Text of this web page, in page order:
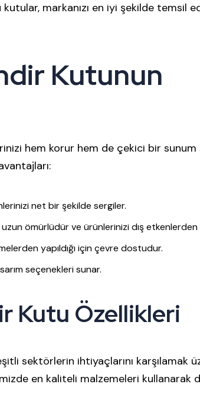
markanızı en iyi şekilde temsil
Kutunun
hem korur hem de çekici bir
net bir şekilde sergiler.
ömürlüdür ve ürünlerinizi dış etkenlerden
yapıldığı için çevre dostudur.
seçenekleri sunar.
Kutu Özellikleri
sektörlerin ihtiyaçlarını karşılamak
en kaliteli malzemeleri kullanarak